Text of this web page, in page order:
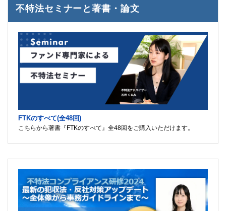
不特法セミナーと著書・論文
FTKのすべて(全48回)
こちらから著書『FTKのすべて』全48回をご購入いただけます。